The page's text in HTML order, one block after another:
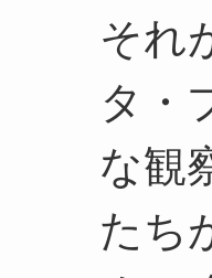
それ
タ・
な観
たち